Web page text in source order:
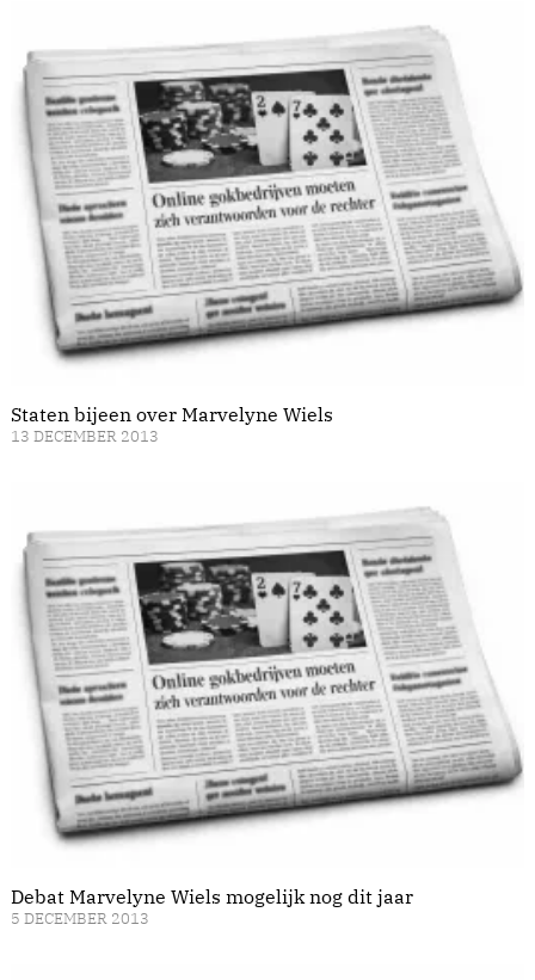
Staten bijeen over Marvelyne Wiels
13 DECEMBER 2013
Debat Marvelyne Wiels mogelijk nog dit jaar
5 DECEMBER 2013